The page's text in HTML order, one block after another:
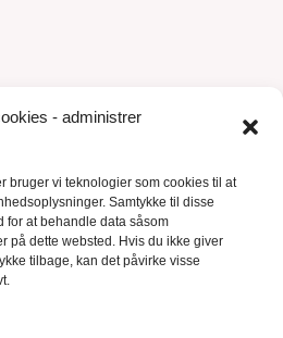
- administrer
bruger vi teknologier som cookies til at
Samtykke til disse
for at behandle data såsom
på dette websted. Hvis du ikke giver
tilbage, kan det påvirke visse